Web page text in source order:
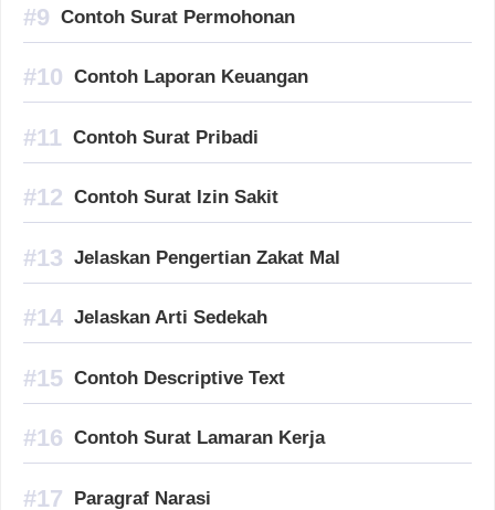
Contoh Surat Permohonan
Contoh Laporan Keuangan
Contoh Surat Pribadi
Contoh Surat Izin Sakit
Jelaskan Pengertian Zakat Mal
Jelaskan Arti Sedekah
Contoh Descriptive Text
Contoh Surat Lamaran Kerja
Paragraf Narasi